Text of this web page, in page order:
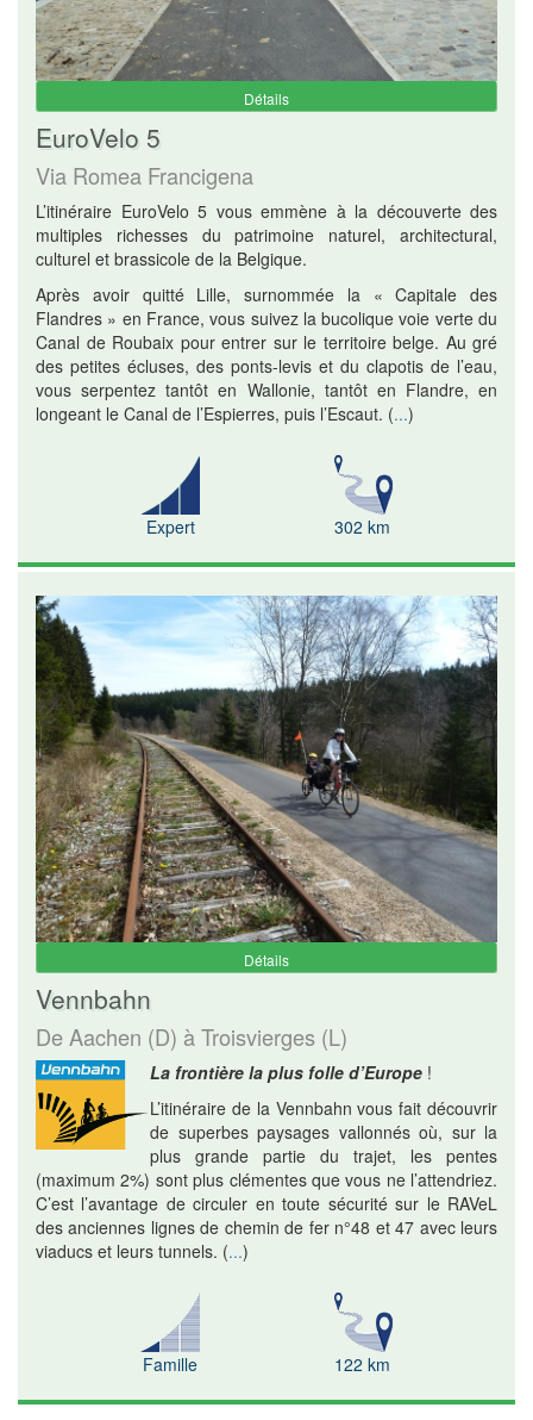
Détails
EuroVelo 5
Via Romea Francigena
L’itinéraire EuroVelo 5 vous emmène à la découverte des
multiples richesses du patrimoine naturel, architectural,
culturel et brassicole de la Belgique.
Après avoir quitté Lille, surnommée la « Capitale des
Flandres » en France, vous suivez la bucolique voie verte du
Canal de Roubaix pour entrer sur le territoire belge. Au gré
des petites écluses, des ponts-levis et du clapotis de l’eau,
vous serpentez tantôt en Wallonie, tantôt en Flandre, en
longeant le Canal de l’Espierres, puis l’Escaut. (...)
Expert 302 km
Détails
Vennbahn
De Aachen (D) à Troisvierges (L)
La frontière la plus folle d’Europe !
L’itinéraire de la Vennbahn vous fait découvrir
de superbes paysages vallonnés où, sur la
plus grande partie du trajet, les pentes
(maximum 2%) sont plus clémentes que vous ne l’attendriez.
C’est l’avantage de circuler en toute sécurité sur le RAVeL
des anciennes lignes de chemin de fer n°48 et 47 avec leurs
viaducs et leurs tunnels. (...)
Famille 122 km